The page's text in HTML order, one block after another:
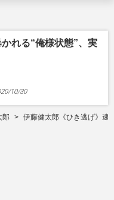
れる“俺様状態”、実
10/30
郎 伊藤健太郎《ひき逃げ》逮